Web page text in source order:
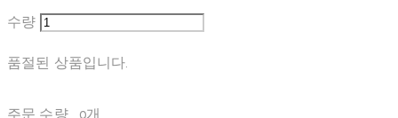
수량
품절된 상품입니다.